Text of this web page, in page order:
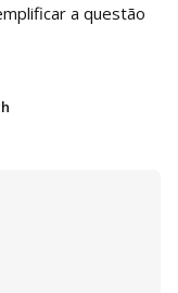
a questão